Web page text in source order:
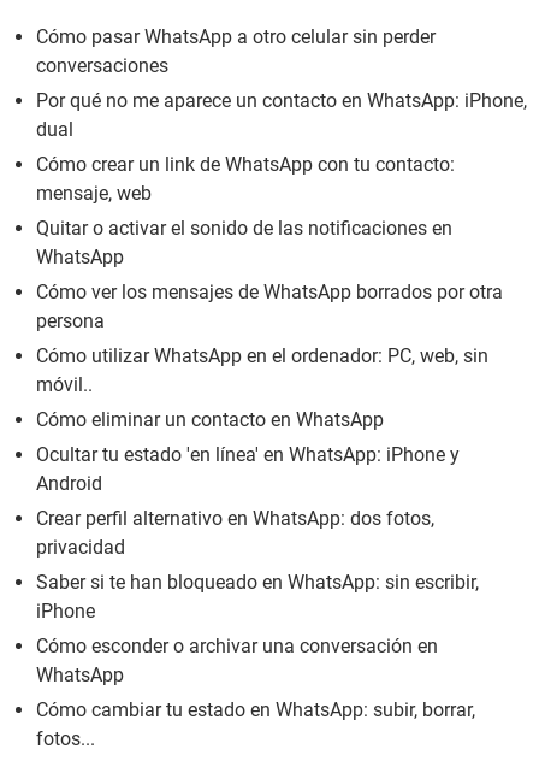
Cómo pasar WhatsApp a otro celular sin perder
conversaciones
Por qué no me aparece un contacto en WhatsApp: iPhone,
dual
Cómo crear un link de WhatsApp con tu contacto:
mensaje, web
Quitar o activar el sonido de las notificaciones en
WhatsApp
Cómo ver los mensajes de WhatsApp borrados por otra
persona
Cómo utilizar WhatsApp en el ordenador: PC, web, sin
móvil..
Cómo eliminar un contacto en WhatsApp
Ocultar tu estado 'en línea' en WhatsApp: iPhone y
Android
Crear perfil alternativo en WhatsApp: dos fotos,
privacidad
Saber si te han bloqueado en WhatsApp: sin escribir,
iPhone
Cómo esconder o archivar una conversación en
WhatsApp
Cómo cambiar tu estado en WhatsApp: subir, borrar,
fotos...